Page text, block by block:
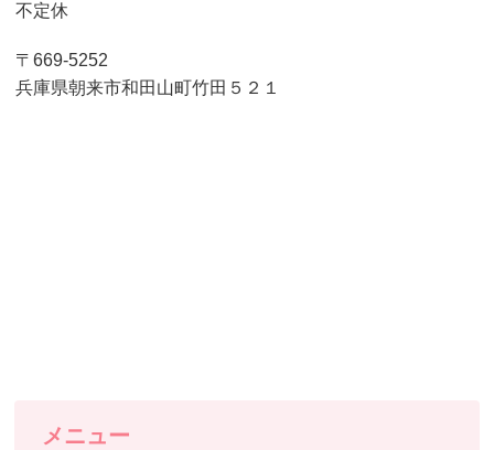
不定休
〒669-5252
兵庫県朝来市和田山町竹田５２１
メニュー